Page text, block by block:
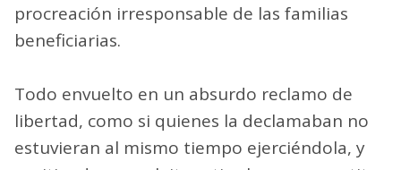
procreación irresponsable de las familias
beneficiarias.
Todo envuelto en un absurdo reclamo de
libertad, como si quienes la declamaban no
estuvieran al mismo tiempo ejerciéndola, y